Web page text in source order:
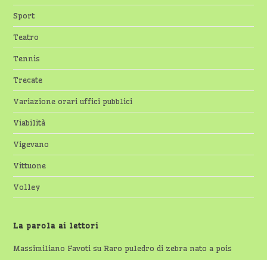
Sport
Teatro
Tennis
Trecate
Variazione orari uffici pubblici
Viabilità
Vigevano
Vittuone
Volley
La parola ai lettori
Massimiliano Favoti suRaro puledro di zebra nato a pois